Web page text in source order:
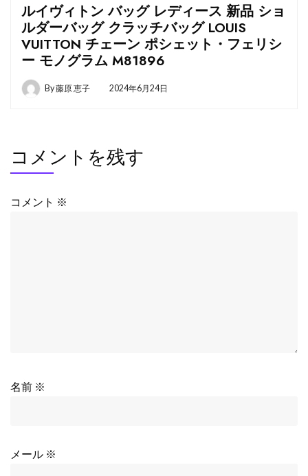
ルイヴィトン バッグ レディース 新品 ショ
ルダーバッグ クラッチバッグ LOUIS
VUITTON チェーン ポシェット・フェリシ
ー モノグラム M81896
By藤原 恵子 2024年6月24日
コメントを残す
コメント ※
名前 ※
メール ※